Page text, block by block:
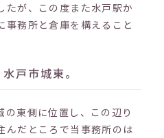
たが、この度また水戸駅か
事務所と倉庫を構えること
戸市城東。
東側に位置し、この辺り
んだところで当事務所のは